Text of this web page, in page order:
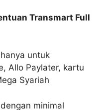
Transmart Full
untuk
Allo Paylater, kartu
Syariah
minimal